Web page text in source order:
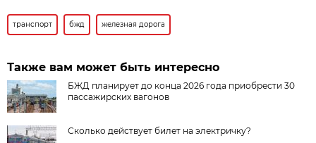
транспорт бжд железная дорога
Также вам может быть интересно
БЖД планирует до конца 2026 года приобрести 30
пассажирских вагонов
Сколько действует билет на электричку?